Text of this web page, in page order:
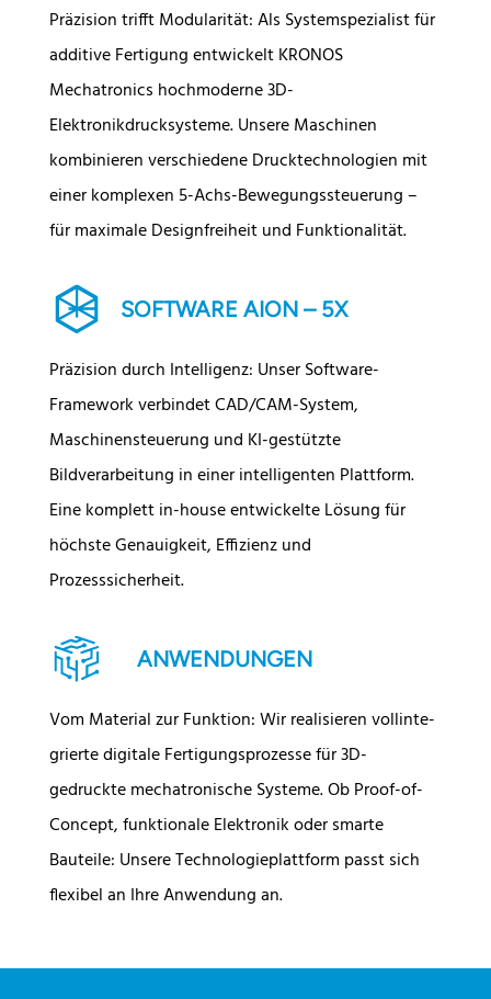
Präzision trifft Modularität: Als Systemspezialist für
ad­ditive Fertigung entwickelt KRONOS
Mechatronics hoch­moderne 3D-
Elektronikdrucksysteme. Unsere Maschinen
kombinieren verschiedene Druck­­techno­logien mit
einer komplexen 5-Achs-Bewegungs­steuerung –
für maximale Designfreiheit und Funk­tio­nalität.
SOFTWARE AION – 5X
Präzision durch Intelligenz: Unser Software-
Framework verbindet CAD/CAM-System,
Maschinensteuerung und KI-gestützte
Bildverarbeitung in einer intelligenten Plattform.
Eine komplett in-house entwickelte Lösung für
höchste Genauigkeit, Effizienz und
Prozesssicherheit.
ANWENDUNGEN
Vom Material zur Funktion: Wir realisieren vollinte­
grierte digitale Fertigungsprozesse für 3D-
gedruckte mechatronische Systeme. Ob Proof-of-
Concept, funktionale Elektronik oder smarte
Bauteile: Unsere Technologieplattform passt sich
flexibel an Ihre Anwendung an.